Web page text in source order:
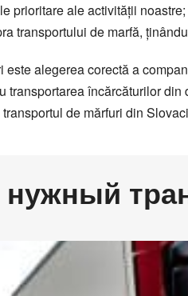
prioritare ale activităţii
transportului de marfă,
alegerea corectă a
transportarea încărcăturilor
de mărfuri din